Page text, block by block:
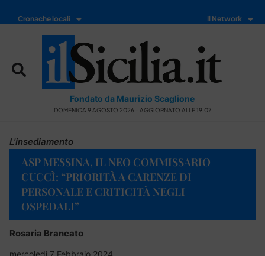
Cronache locali Il Network
Fondato da Maurizio Scaglione
DOMENICA 9 AGOSTO 2026 - AGGIORNATO ALLE 19:07
L'insediamento
ASP MESSINA, IL NEO COMMISSARIO
CUCCÌ: “PRIORITÀ A CARENZE DI
PERSONALE E CRITICITÀ NEGLI
OSPEDALI”
Rosaria Brancato
mercoledì 7 Febbraio 2024